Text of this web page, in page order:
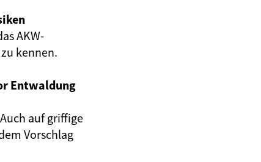
AKW-
kennen.
Entwaldung
auf griffige
Vorschlag